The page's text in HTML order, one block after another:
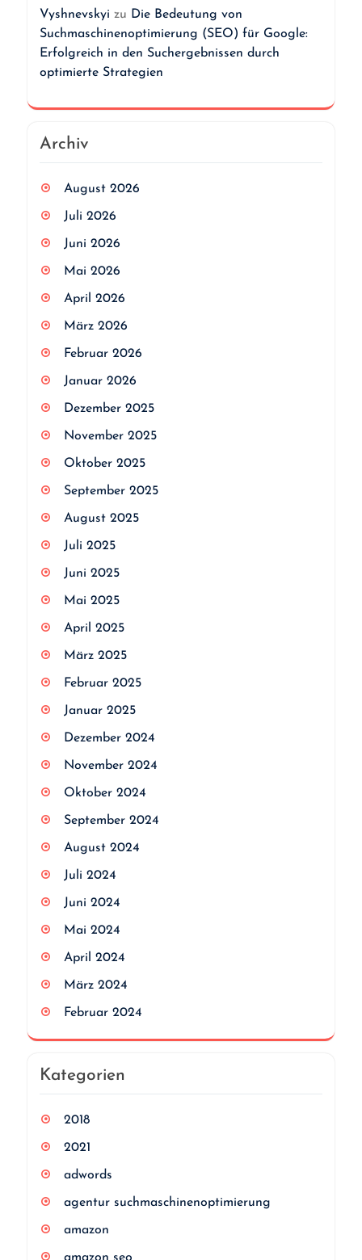
Vyshnevskyi zu Die Bedeutung von
Suchmaschinenoptimierung (SEO) für Google:
Erfolgreich in den Suchergebnissen durch
optimierte Strategien
Archiv
August 2026
Juli 2026
Juni 2026
Mai 2026
April 2026
März 2026
Februar 2026
Januar 2026
Dezember 2025
November 2025
Oktober 2025
September 2025
August 2025
Juli 2025
Juni 2025
Mai 2025
April 2025
März 2025
Februar 2025
Januar 2025
Dezember 2024
November 2024
Oktober 2024
September 2024
August 2024
Juli 2024
Juni 2024
Mai 2024
April 2024
März 2024
Februar 2024
Kategorien
2018
2021
adwords
agentur suchmaschinenoptimierung
amazon